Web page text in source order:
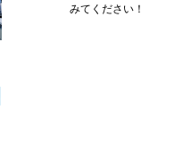
みてください！